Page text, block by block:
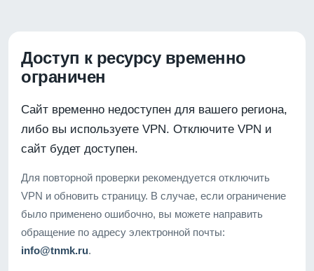
Доступ к ресурсу временно
ограничен
Сайт временно недоступен для вашего региона,
либо вы используете VPN. Отключите VPN и
сайт будет доступен.
Для повторной проверки рекомендуется отключить
VPN и обновить страницу. В случае, если ограничение
было применено ошибочно, вы можете направить
обращение по адресу электронной почты:
info@tnmk.ru.